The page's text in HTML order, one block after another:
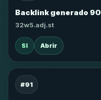
Backlink generado 90
32w5.adj.st
SI Abrir
#91